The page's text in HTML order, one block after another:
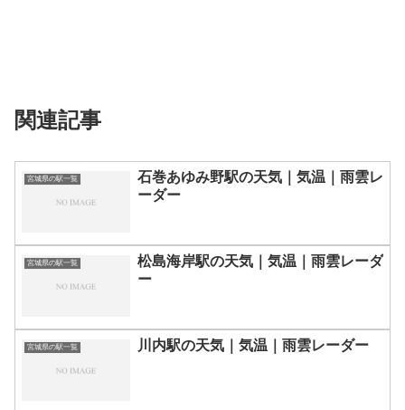
関連記事
宮城県の駅一覧
石巻あゆみ野駅の天気｜気温｜雨雲レ
ーダー
宮城県の駅一覧
松島海岸駅の天気｜気温｜雨雲レーダ
ー
宮城県の駅一覧 川内駅の天気｜気温｜雨雲レーダー